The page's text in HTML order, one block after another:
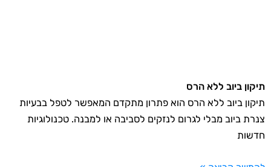
תיקון ביוב ללא הרס
תיקון ביוב ללא הרס הוא פתרון מתקדם המאפשר לטפל בבעיות
צנרת ביוב מבלי לגרום לנזקים לסביבה או למבנה. טכנולוגיות
חדשות